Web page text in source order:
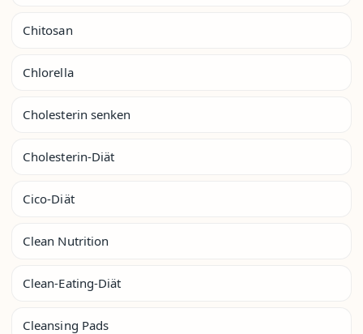
Chitosan
Chlorella
Cholesterin senken
Cholesterin-Diät
Cico-Diät
Clean Nutrition
Clean-Eating-Diät
Cleansing Pads